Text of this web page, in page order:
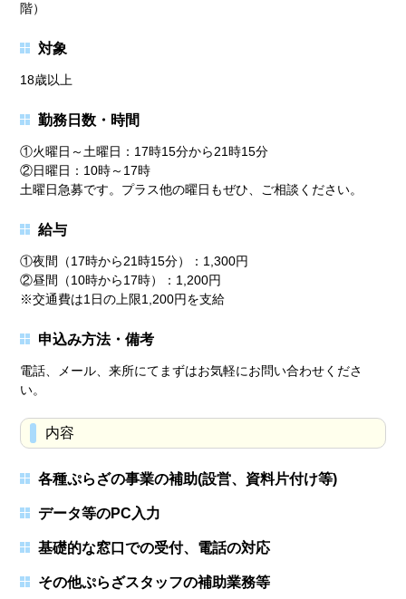
階）
対象
18歳以上
勤務日数・時間
①火曜日～土曜日：17時15分から21時15分
②日曜日：10時～17時
土曜日急募です。プラス他の曜日もぜひ、ご相談ください。
給与
①夜間（17時から21時15分）：1,300円
②昼間（10時から17時）：1,200円
※交通費は1日の上限1,200円を支給
申込み方法・備考
電話、メール、来所にてまずはお気軽にお問い合わせくださ
い。
内容
各種ぷらざの事業の補助(設営、資料片付け等)
データ等のPC入力
基礎的な窓口での受付、電話の対応
その他ぷらざスタッフの補助業務等